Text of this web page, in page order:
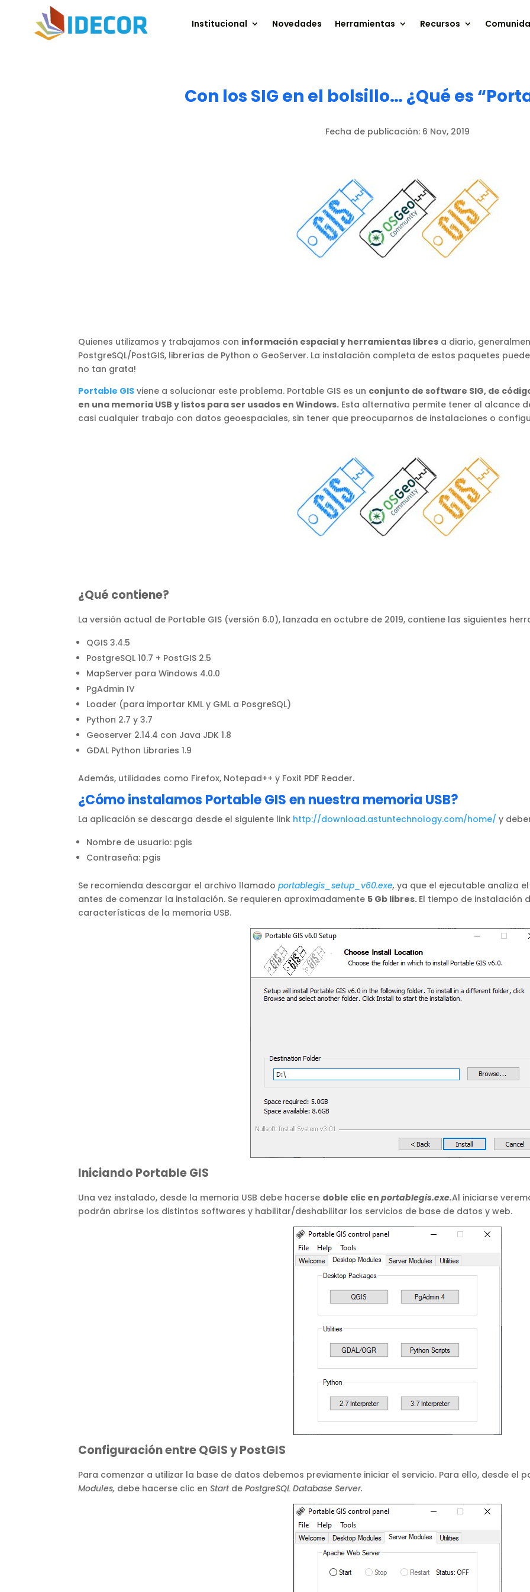
Institucional Novedades Herramientas Recursos
Con los SIG en el bolsillo… ¿Qué es
Fecha de publicación: 6 Nov, 2019
Quienes utilizamos y trabajamos con información espacial y herramientas libres a diario,
PostgreSQL/PostGIS, librerías de Python o GeoServer. La instalación completa de estos paquetes
no tan grata!
Portable GIS viene a solucionar este problema. Portable GIS es un conjunto de software SIG, de
en una memoria USB y listos para ser usados en Windows. Esta alternativa permite tener al alcance
casi cualquier trabajo con datos geoespaciales, sin tener que preocuparnos de instalaciones o
¿Qué contiene?
La versión actual de Portable GIS (versión 6.0), lanzada en octubre de 2019, contiene las siguientes
QGIS 3.4.5
PostgreSQL 10.7 + PostGIS 2.5
MapServer para Windows 4.0.0
PgAdmin IV
Loader (para importar KML y GML a PosgreSQL)
Python 2.7 y 3.7
Geoserver 2.14.4 con Java JDK 1.8
GDAL Python Libraries 1.9
Además, utilidades como Firefox, Notepad++ y Foxit PDF Reader.
¿Cómo instalamos Portable GIS en nuestra memoria USB?
La aplicación se descarga desde el siguiente link http://download.astuntechnology.com/home/ y
Nombre de usuario: pgis
Contraseña: pgis
Se recomienda descargar el archivo llamado portablegis_setup_v60.exe, ya que el ejecutable analiza
antes de comenzar la instalación. Se requieren aproximadamente 5 Gb libres. El tiempo de instalación
características de la memoria USB.
Iniciando Portable GIS
Una vez instalado, desde la memoria USB debe hacerse doble clic en portablegis.exe.Al iniciarse
podrán abrirse los distintos softwares y habilitar/deshabilitar los servicios de base de datos y web.
Configuración entre QGIS y PostGIS
Para comenzar a utilizar la base de datos debemos previamente iniciar el servicio. Para ello, desde el
Modules, debe hacerse clic en Startde PostgreSQL Database Server.